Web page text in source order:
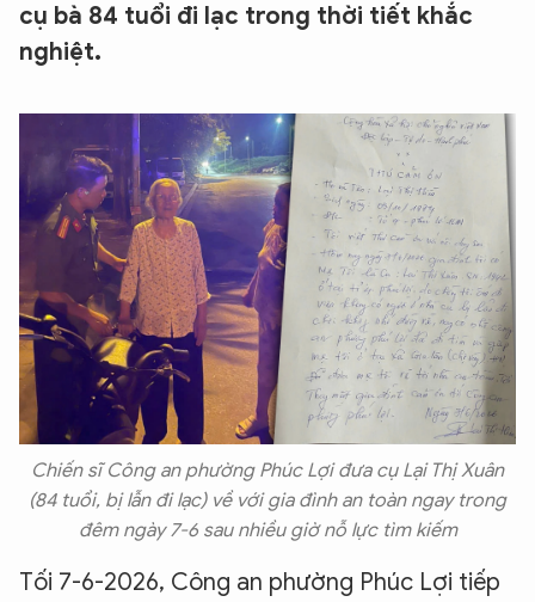
cụ bà 84 tuổi đi lạc trong thời tiết khắc
nghiệt.
Chiến sĩ Công an phường Phúc Lợi đưa cụ Lại Thị Xuân
(84 tuổi, bị lẫn đi lạc) về với gia đình an toàn ngay trong
đêm ngày 7-6 sau nhiều giờ nỗ lực tìm kiếm
Tối 7-6-2026, Công an phường Phúc Lợi tiếp